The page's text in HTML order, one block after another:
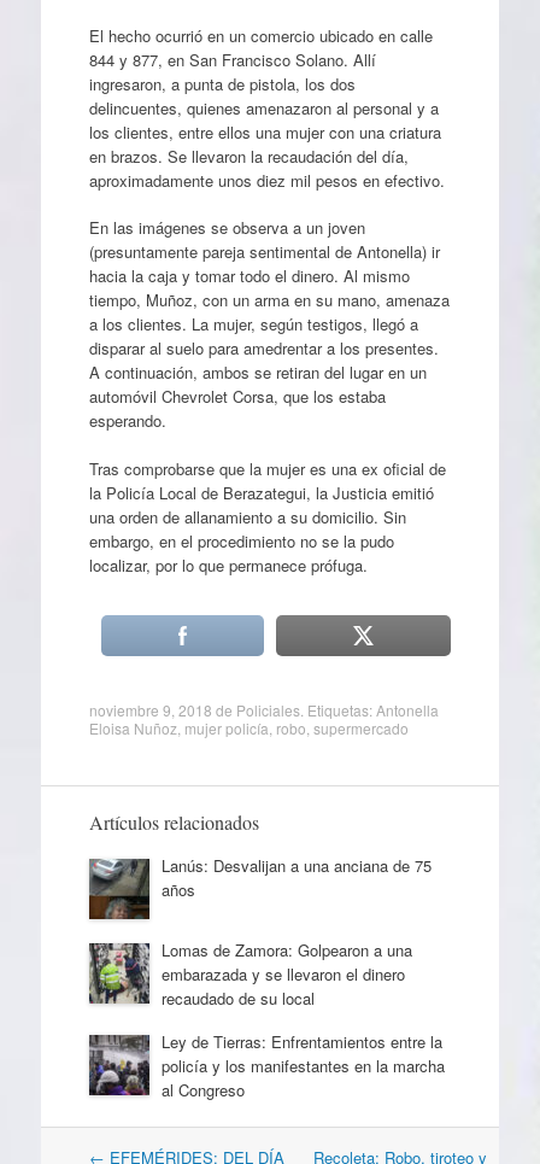
El hecho ocurrió en un comercio ubicado en calle
844 y 877, en San Francisco Solano. Allí
ingresaron, a punta de pistola, los dos
delincuentes, quienes amenazaron al personal y a
los clientes, entre ellos una mujer con una criatura
en brazos. Se llevaron la recaudación del día,
aproximadamente unos diez mil pesos en efectivo.
En las imágenes se observa a un joven
(presuntamente pareja sentimental de Antonella) ir
hacia la caja y tomar todo el dinero. Al mismo
tiempo, Muñoz, con un arma en su mano, amenaza
a los clientes. La mujer, según testigos, llegó a
disparar al suelo para amedrentar a los presentes.
A continuación, ambos se retiran del lugar en un
automóvil Chevrolet Corsa, que los estaba
esperando.
Tras comprobarse que la mujer es una ex oficial de
la Policía Local de Berazategui, la Justicia emitió
una orden de allanamiento a su domicilio. Sin
embargo, en el procedimiento no se la pudo
localizar, por lo que permanece prófuga.
noviembre 9, 2018 de Policiales. Etiquetas:Antonella
Eloisa Nuñoz, mujer policía robo supermercado
Artículos relacionados
Lanús: Desvalijan a una anciana de 75
años
Lomas de Zamora: Golpearon a una
embarazada y se llevaron el dinero
recaudado de su local
Ley de Tierras: Enfrentamientos entre la
policía y los manifestantes en la marcha
al Congreso
Navegación
← EFEMÉRIDES: DEL DÍA Recoleta: Robo, tiroteo y